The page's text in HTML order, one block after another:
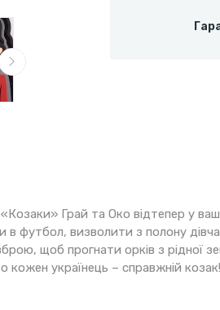
Грай та Око відтепер у
футбол, визволити з полону
щоб прогнати орків з рідної
українець – справжній козак!